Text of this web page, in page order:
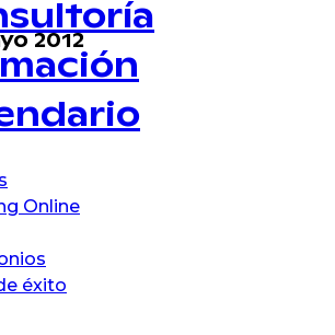
Online
éxito
2012